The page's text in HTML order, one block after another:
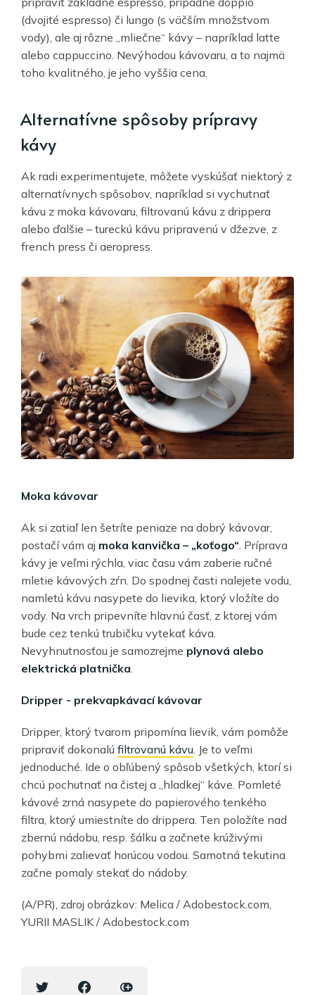
(dvojité espresso) či lungo (s väčším množstvom
vody), ale aj rôzne „mliečne“ kávy – napríklad latte
alebo cappuccino. Nevýhodou kávovaru, a to najmä
toho kvalitného, je jeho vyššia cena.
Alternatívne spôsoby prípravy
kávy
Ak radi experimentujete, môžete vyskúšať niektorý z
alternatívnych spôsobov, napríklad si vychutnať
kávu z moka kávovaru, filtrovanú kávu z drippera
alebo ďalšie – tureckú kávu pripravenú v džezve, z
french press či aeropress.
Moka kávovar
Ak si zatiaľ len šetríte peniaze na dobrý kávovar,
postačí vám aj moka kanvička – „koťogo“ . Príprava
kávy je veľmi rýchla, viac času vám zaberie ručné
mletie kávových zŕn. Do spodnej časti nalejete vodu,
namletú kávu nasypete do lievika, ktorý vložíte do
vody. Na vrch pripevníte hlavnú časť, z ktorej vám
bude cez tenkú trubičku vytekať káva.
Nevyhnutnosťou je samozrejme plynová alebo
elektrická platnička
Dripper - prekvapkávací kávovar
Dripper, ktorý tvarom pripomína lievik, vám pomôže
pripraviť dokonalú filtrovanú kávu . Je to veľmi
jednoduché. Ide o obľúbený spôsob všetkých, ktorí si
chcú pochutnať na čistej a „hladkej“ káve. Pomleté
kávové zrná nasypete do papierového tenkého
filtra, ktorý umiestníte do drippera. Ten položíte nad
zbernú nádobu, resp. šálku a začnete krúživými
pohybmi zalievať horúcou vodou. Samotná tekutina
začne pomaly stekať do nádoby.
(A/PR), zdroj obrázkov: Melica / Adobestock.com,
YURII MASLIK / Adobestock.com